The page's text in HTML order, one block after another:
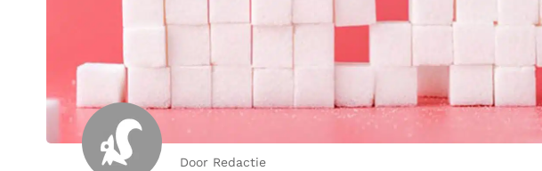
Door Redactie